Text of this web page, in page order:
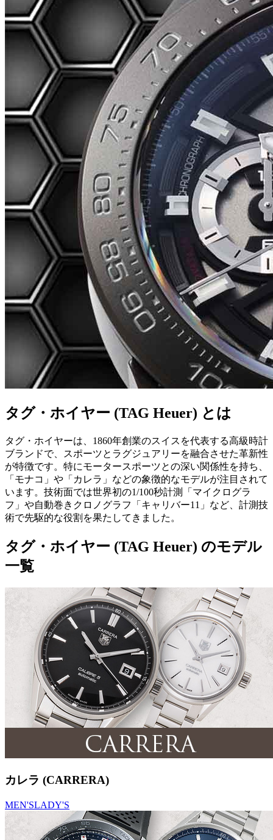
タグ・ホイヤー (TAG Heuer) とは
タグ・ホイヤーは、1860年創業のスイスを代表する高級時計
ブランドで、スポーツとラグジュアリーを融合させた革新性
が特徴です。特にモータースポーツとの深い関係性を持ち、
「モナコ」や「カレラ」などの象徴的なモデルが注目されて
います。技術面では世界初の1/100秒計測「マイクログラ
フ」や自動巻きクロノグラフ「キャリバー11」など、計測技
術で先駆的な役割を果たしてきました。
タグ・ホイヤー (TAG Heuer) のモデル
一覧
カレラ (CARRERA)
MEN'SLADY'S